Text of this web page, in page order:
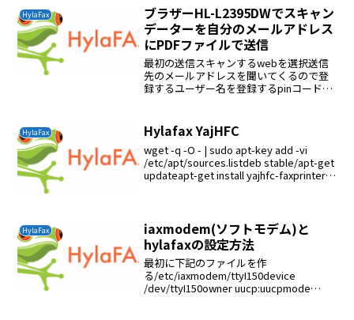
HylaFax
ブラザーHL-L2395DWでスキャン
データーを自分のメールアドレス
にPDFファイルで送信
最初の送信スキャンするwebを選択送信
先のメールアドレスを聞いてくるので登
録するユーザー名を登録するpinコードを
信登録したユーザー名を選択する登録し
たPINコードを...
HylaFax Hylafax YajHFC
wget -q -O - | sudo apt-key add -vi
/etc/apt/sources.listdeb stable/apt-get
updateapt-get install yajhfc-faxprinterう
HylaFax
iaxmodem(ソフトモデム)と
hylafaxの設定方法
最初に下記のファイルを作
る/etc/iaxmodem/ttyI150device
/dev/ttyI150owner uucp:uucpmode